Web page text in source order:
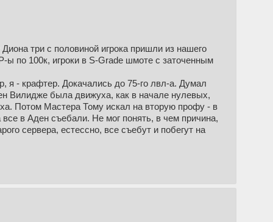
три с половиной игрока пришли из нашего
ы по 100к, игроки в S-Grade шмоте с заточенным
я - крафтер. Докачались до 75-го лвл-а. Думал
Вилидже была движуха, как в начале нулевых,
Потом Мастера Тому искал на вторую профу - в
в Аден съебали. Не мог понять, в чем причина,
сервера, естессно, все съебут и побегут на